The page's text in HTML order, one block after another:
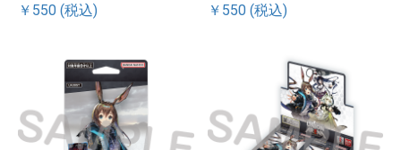
￥550 (税込)
￥550 (税込)